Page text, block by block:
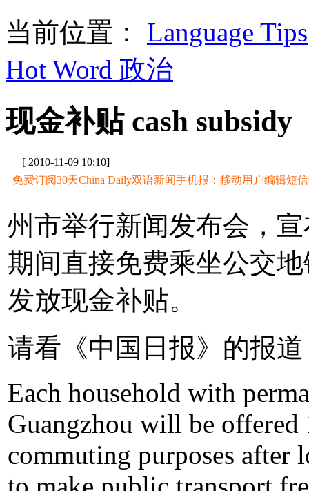
当前位置： Language Tips
Hot Word 政治
现金补贴 cash subsidy
[ 2010-11-09 10:10]
免费订阅30天China Daily双语新闻手机报：移动用户编辑短信
州市举行新闻发布会，
期间直接免费乘坐公交
发放现金补贴。
请看《中国日报》的报
Each household with
Guangzhou will be
commuting purposes after